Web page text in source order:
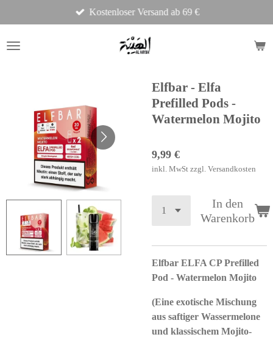
Hauptinhalt
springen
Kostenloser Versand ab 69 €
Elfbar - Elfa
Prefilled Pods -
Watermelon Mojito
9,99 €
inkl. MwSt zzgl. Versandkosten
In den
Warenkorb
Elfbar ELFA CP Prefilled
Pod - Watermelon Mojito
(Eine exotische Mischung
aus saftiger Wassermelone
und klassischem Mojito-